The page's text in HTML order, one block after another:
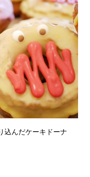
込んだケーキドーナ